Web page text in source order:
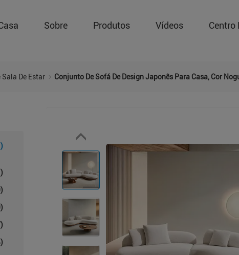
Sobre Produtos Vídeos Centro
De Estar Conjunto De Sofá De Design Japonês Para Casa, Cor